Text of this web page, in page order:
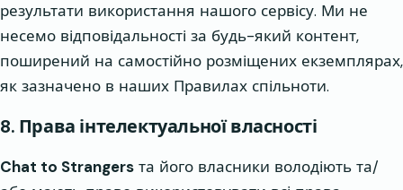
результати використання нашого сервісу. Ми не
несемо відповідальності за будь-який контент,
поширений на самостійно розміщених екземплярах,
як зазначено в наших Правилах спільноти.
8. Права інтелектуальної власності
Chat to Strangers та його власники володіють та/